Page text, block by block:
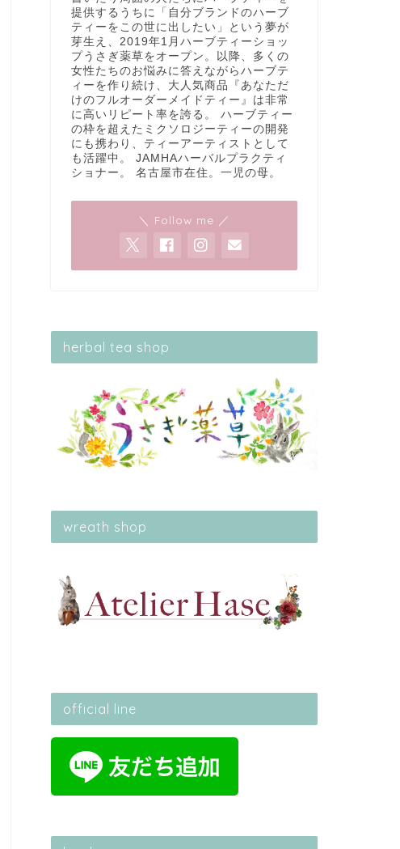
提供するうちに「自分ブランドのハーブ
ティーをこの世に出したい」という夢が
芽生え、2019年1月ハーブティーショッ
プうさぎ薬草をオープン。以降、多くの
女性たちのお悩みに答えながらハーブテ
ィーを作り続け、大人気商品『あなただ
けのフルオーダーメイドティー』は非常
に高いリピート率を誇る。 ハーブティー
の枠を超えたミクソロジーティーの開発
にも携わり、ティーアーティストとして
も活躍中。 JAMHAハーバルプラクティ
ショナー。 名古屋市在住。一児の母。
＼ Follow me ／
herbal tea shop
wreath shop
official line